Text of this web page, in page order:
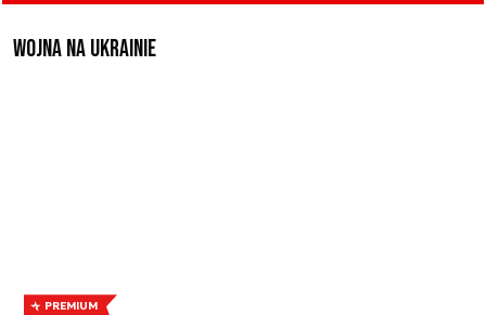
Wojna na Ukrainie
PREMIUM